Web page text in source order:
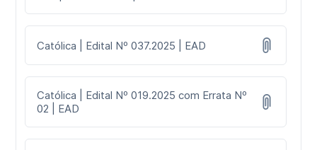
Católica | Edital Nº 037.2025 | EAD
Católica | Edital Nº 019.2025 com Errata Nº
02 | EAD